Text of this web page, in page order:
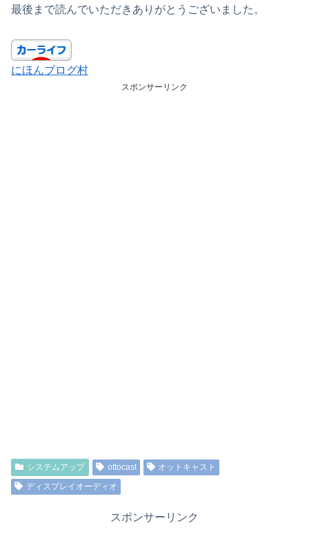
最後まで読んでいただきありがとうございました。
にほんブログ村
スポンサーリンク
システムアップ ottocast
オットキャスト
ディスプレイオーディオ
スポンサーリンク